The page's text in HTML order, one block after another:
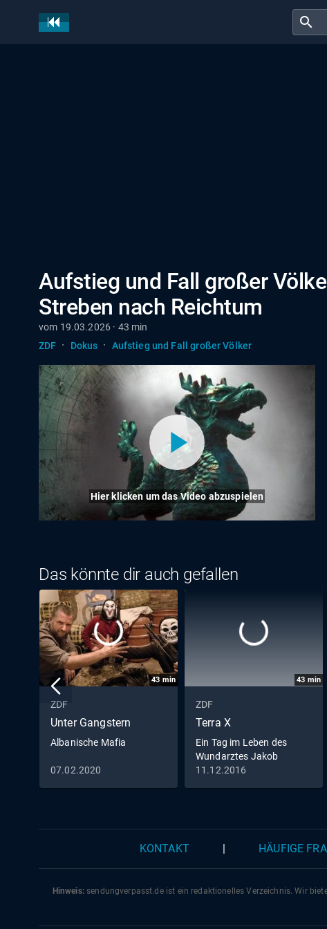
search
Aufstieg und Fall großer
Streben nach Reichtum
vom 19.03.2026 · 43 min
ZDF · Dokus · Aufstieg und Fall großer Völker
Hier klicken um das Video abzuspielen
Das könnte dir auch gefallen
43 min
ZDF
Unter Gangstern
Albanische Mafia
07.02.2020
43 min
ZDF
Terra X
Ein Tag im Leben des
Wundarztes Jakob
Althaus im Jahr 1454
11.12.2016
KONTAKT HÄUFIGE
Hinweis:sendungverpasst.deist ein redaktionelles Verzeichnis. Wir